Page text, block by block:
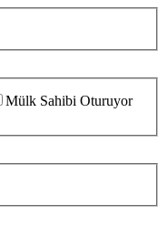
Mülk Sahibi Oturuyor